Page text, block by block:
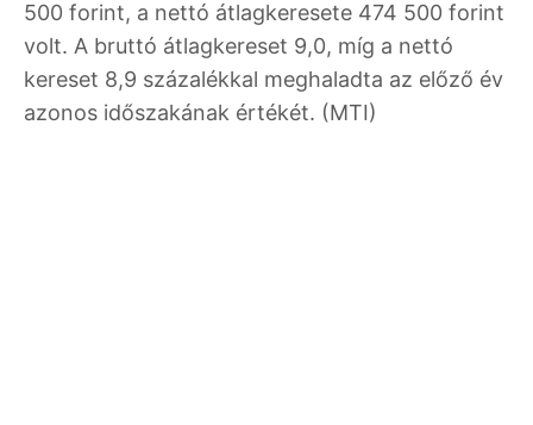
500 forint, a nettó átlagkeresete 474 500 forint
volt. A bruttó átlagkereset 9,0, míg a nettó
kereset 8,9 százalékkal meghaladta az előző év
azonos időszakának értékét. (MTI)